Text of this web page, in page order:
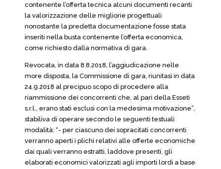
contenente l’offerta tecnica alcuni documenti recanti
la valorizzazione delle migliorie progettuali
nonostante la predetta documentazione fosse stata
inseriti nella busta contenente l’offerta economica,
come richiesto dalla normativa di gara.
Revocata, in data 8.8.2018, l’aggiudicazione nelle
more disposta, la Commissione di gara, riunitasi in data
24.9.2018 al precipuo scopo di procedere alla
riammissione dei concorrenti che, al pari della Esseti
s.r.l., erano stati esclusi con la medesima motivazione”,
stabiliva di operare secondo le seguenti testuali
modalità: “- per ciascuno dei sopracitati concorrenti
verranno aperti i plichi relativi alle offerte economiche
dai quali verranno estratti, laddove presenti, gli
elaborati economici valorizzati agli importi lordi a base